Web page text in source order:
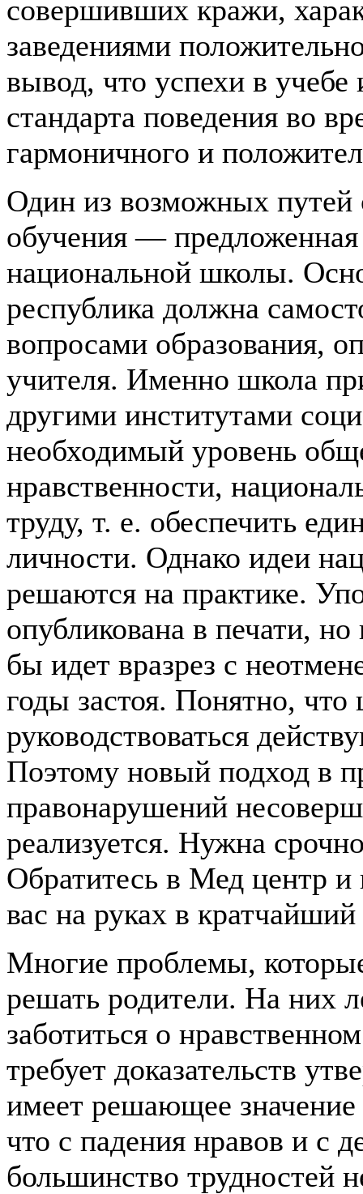
совершивших кражи,
заведениями
вывод, что успехи в
стандарта поведения во
гармоничного и
Один из возможных путей
обучения —
национальной школы.
республика должна
вопросами образования,
учителя. Именно школа
другими институтами
необходимый уровень
нравственности,
труду, т. е. обеспечить
личности. Однако идеи
решаются на практике.
опубликована в печати, но
бы идет вразрез с
годы застоя. Понятно,
руководствоваться
Поэтому новый подход в
правонарушений
реализуется. Нужна
Обратитесь в Мед центр
вас на руках в
Многие проблемы,
решать родители. На них
заботиться о
требует доказательств
имеет решающее
что с падения нравов и с
большинство трудностей